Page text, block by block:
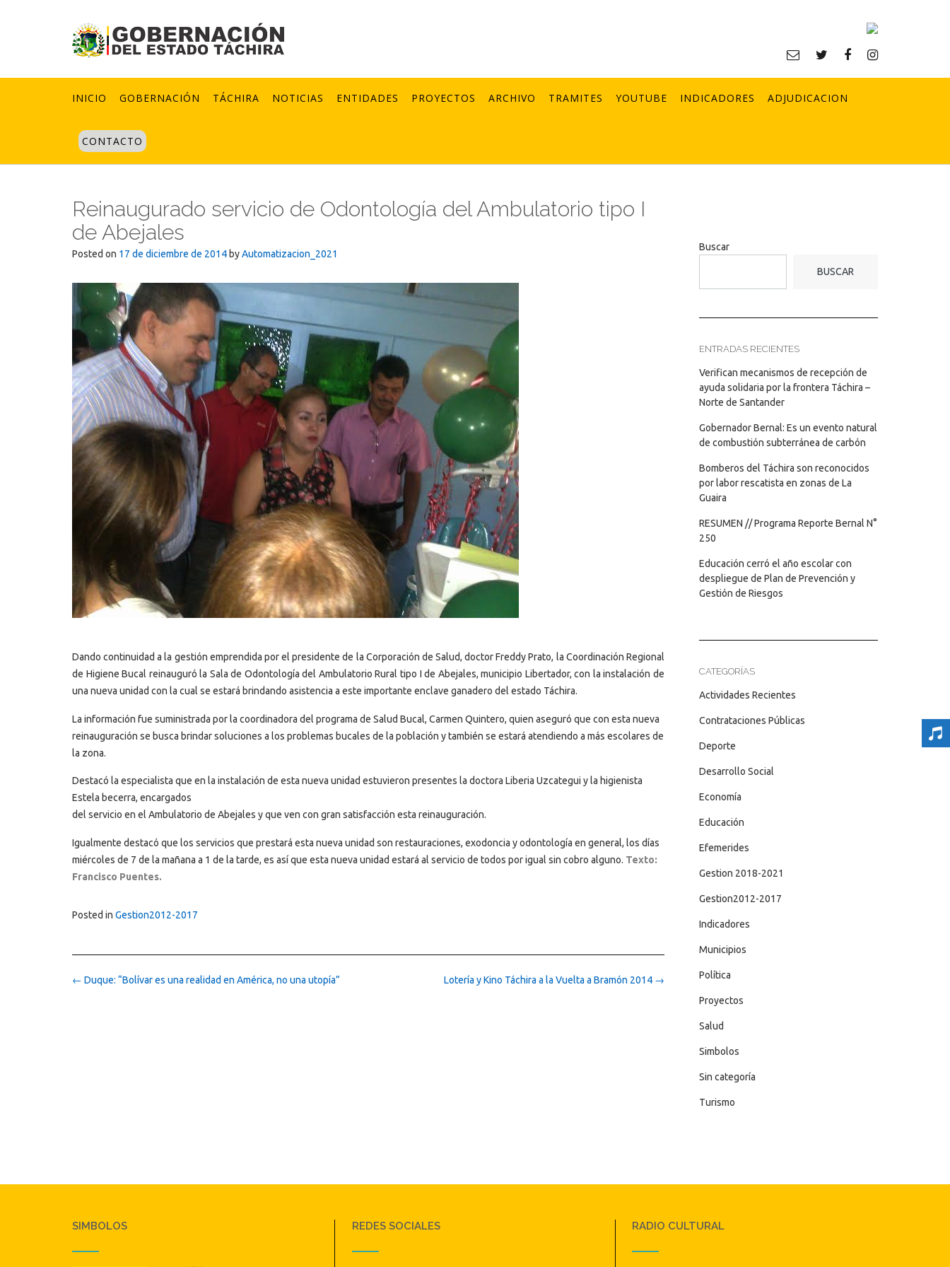
INICIO GOBERNACIÓN TÁCHIRA NOTICIAS ENTIDADES PROYECTOS ARCHIVO TRAMITES YOUTUBE INDICADORES ADJUDICACION
CONTACTO
Reinaugurado servicio de Odontología del Ambulatorio tipo I
de Abejales
Posted on 17 de diciembre de 2014 byAutomatizacion_2021
Dando continuidad a la gestión emprendida por el presidente de la Corporación de Salud, doctor Freddy Prato, la Coordinación Regional
de Higiene Bucal reinauguró la Sala de Odontología del Ambulatorio Rural tipo I de Abejales, municipio Libertador, con la instalación de
una nueva unidad con la cual se estará brindando asistencia a este importante enclave ganadero del estado Táchira.
La información fue suministrada por la coordinadora del programa de Salud Bucal, Carmen Quintero, quien aseguró que con esta nueva
reinauguración se busca brindar soluciones a los problemas bucales de la población y también se estará atendiendo a más escolares de
la zona.
Destacó la especialista que en la instalación de esta nueva unidad estuvieron presentes la doctora Liberia Uzcategui y la higienista
Estela becerra, encargados
del servicio en el Ambulatorio de Abejales y que ven con gran satisfacción esta reinauguración.
Igualmente destacó que los servicios que prestará esta nueva unidad son restauraciones, exodoncia y odontología en general, los días
miércoles de 7 de la mañana a 1 de la tarde, es así que esta nueva unidad estará al servicio de todos por igual sin cobro alguno. Texto:
Francisco Puentes.
Posted in Gestion2012-2017
Post
Lotería y Kino Táchira a la Vuelta a Bramón 2014 →
← Duque: “Bolívar es una realidad en América, no una utopía”
Buscar
BUSCAR
ENTRADAS RECIENTES
Verifican mecanismos de recepción de
ayuda solidaria por la frontera Táchira –
Norte de Santander
Gobernador Bernal: Es un evento natural
de combustión subterránea de carbón
Bomberos del Táchira son reconocidos
por labor rescatista en zonas de La
Guaira
RESUMEN // Programa Reporte Bernal N°
250
Educación cerró el año escolar con
despliegue de Plan de Prevención y
Gestión de Riesgos
CATEGORÍAS
Actividades Recientes
Contrataciones Públicas
Deporte
Desarrollo Social
Economía
Educación
Efemerides
Gestion 2018-2021
Gestion2012-2017
Indicadores
Municipios
Política
Proyectos
Salud
Simbolos
Sin categoría
Turismo
SIMBOLOS REDES SOCIALES RADIO CULTURAL